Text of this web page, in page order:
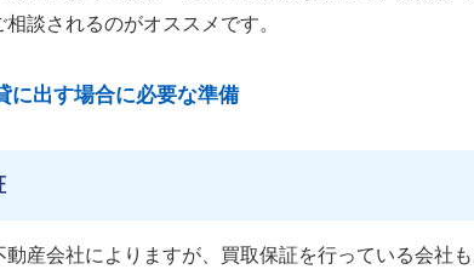
相談されるのがオススメです。
に出す場合に必要な準備
動産会社によりますが、買取保証を行っている会社